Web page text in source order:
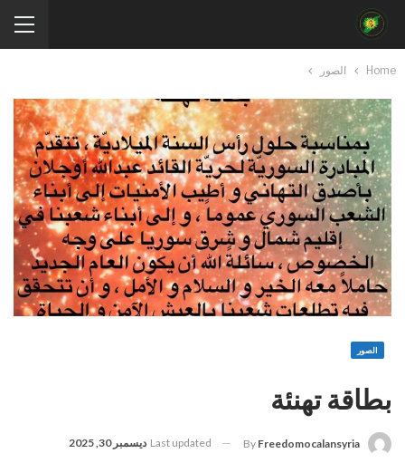
Home الصور
الصور
بطاقة تهنئة
By Freedomocalansyria
Last updated ديسمبر 30, 2025